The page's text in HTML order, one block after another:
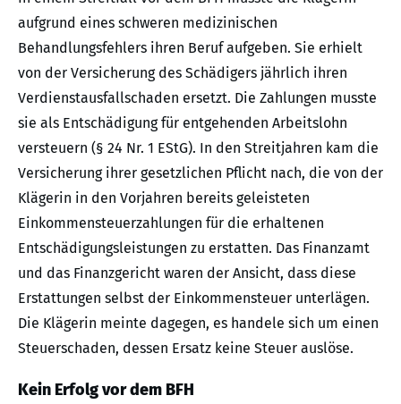
aufgrund eines schweren medizinischen
Behandlungsfehlers ihren Beruf aufgeben. Sie erhielt
von der Versicherung des Schädigers jährlich ihren
Verdienstausfallschaden ersetzt. Die Zahlungen musste
sie als Entschädigung für entgehenden Arbeitslohn
versteuern (§ 24 Nr. 1 EStG). In den Streitjahren kam die
Versicherung ihrer gesetzlichen Pflicht nach, die von der
Klägerin in den Vorjahren bereits geleisteten
Einkommensteuerzahlungen für die erhaltenen
Entschädigungsleistungen zu erstatten. Das Finanzamt
und das Finanzgericht waren der Ansicht, dass diese
Erstattungen selbst der Einkommensteuer unterlägen.
Die Klägerin meinte dagegen, es handele sich um einen
Steuerschaden, dessen Ersatz keine Steuer auslöse.
Kein Erfolg vor dem BFH